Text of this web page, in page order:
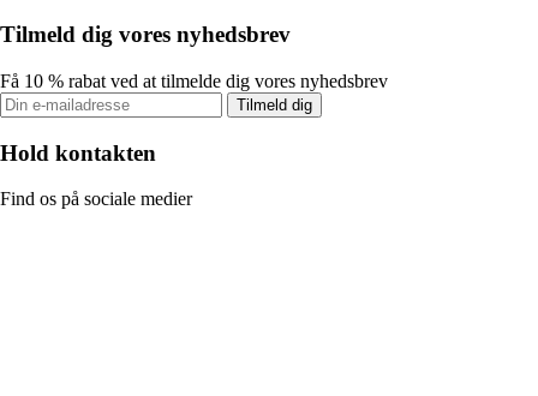
Tilmeld dig vores nyhedsbrev
Få 10 % rabat ved at tilmelde dig vores nyhedsbrev
Tilmeld dig
Hold kontakten
Find os på sociale medier